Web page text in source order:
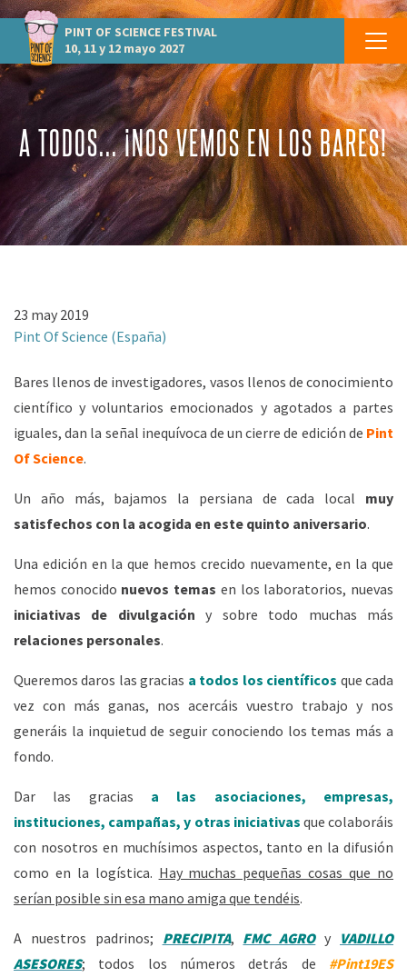
PINT OF SCIENCE FESTIVAL
10, 11 y 12 mayo 2027
A TODOS... ¡NOS VEMOS EN LOS BARES!
23 may 2019
Pint Of Science (España)
Bares llenos de investigadores, vasos llenos de conocimiento
científico y voluntarios emocionados y agotados a partes
iguales, dan la señal inequívoca de un cierre de edición de Pint
Of Science.
Un año más, bajamos la persiana de cada local muy
satisfechos con la acogida en este quinto aniversario.
Una edición en la que hemos crecido nuevamente, en la que
hemos conocido nuevos temas en los laboratorios, nuevas
iniciativas de divulgación y sobre todo muchas más
relaciones personales.
Queremos daros las gracias a todos los científicos que cada
vez con más ganas, nos acercáis vuestro trabajo y nos
generáis la inquietud de seguir conociendo los temas más a
fondo.
Dar las gracias a las asociaciones, empresas,
instituciones, campañas, y otras iniciativas que colaboráis
con nosotros en muchísimos aspectos, tanto en la difusión
como en la logística. Hay muchas pequeñas cosas que no
serían posible sin esa mano amiga que tendéis.
A nuestros padrinos; PRECIPITA, FMC AGROy VADILLO
ASESORES; todos los números detrás de #Pint19ES